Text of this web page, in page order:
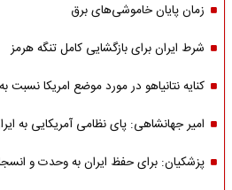
زمان پایان خاموشی‌های برق
شرط ایران برای بازگشایی کامل تنگه هرمز
کنایه نتانیاهو در مورد موضع امریکا نسبت
امیر جهانشاهی: پای نظامی آمریکایی به
پزشکیان: برای حفظ ایران به وحدت و